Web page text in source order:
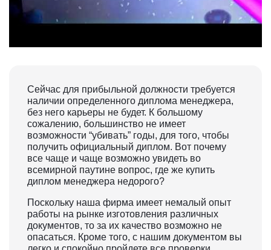
Сейчас для прибыльной должности требуется
наличии определенного диплома менеджера,
без него карьеры не будет. К большому
сожалению, большинство не имеет
возможности “убивать” годы, для того, чтобы
получить официальный диплом. Вот почему
все чаще и чаще возможно увидеть во
всемирной паутине вопрос, где же купить
диплом менеджера недорого?
Поскольку наша фирма имеет немалый опыт
работы на рынке изготовления различных
документов, то за их качество возможно не
опасаться. Кроме того, с нашим документом вы